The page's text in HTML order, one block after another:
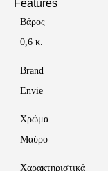
Features
Βάρος
0,6 κ.
Brand
Envie
Χρώμα
Μαύρο
Χαρακτηριστικά